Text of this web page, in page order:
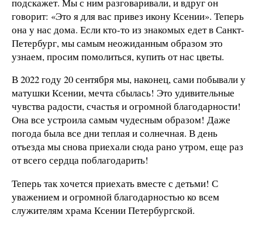
говорит: «Это я для вас привез икону Ксении». Теперь
она у нас дома. Если кто-то из знакомых едет в Санкт-
Петербург, мы самым неожиданным образом это
узнаем, просим помолиться, купить от нас цветы.
В 2022 году 20 сентября мы, наконец, сами побывали у
матушки Ксении, мечта сбылась! Это удивительные
чувства радости, счастья и огромной благодарности!
Она все устроила самым чудесным образом! Даже
погода была все дни теплая и солнечная. В день
отъезда мы снова приехали сюда рано утром, еще раз
от всего сердца поблагодарить!
Теперь так хочется приехать вместе с детьми! С
уважением и огромной благодарностью ко всем
служителям храма Ксении Петербургской.